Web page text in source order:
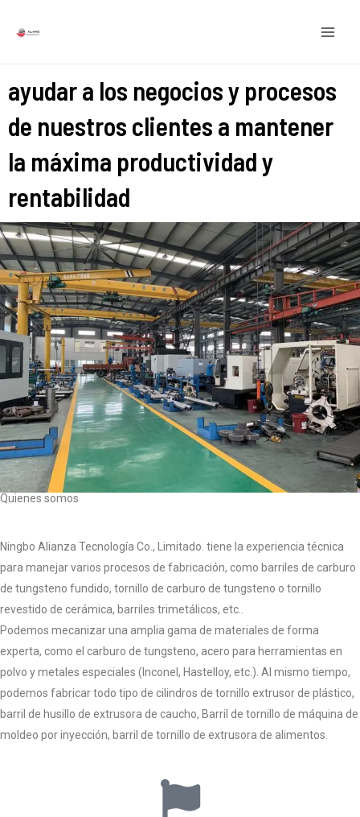
ayudar a los negocios y procesos
de nuestros clientes a mantener
la máxima productividad y
rentabilidad
Quienes somos
Ningbo Alianza Tecnología Co., Limitado. tiene la experiencia técnica
para manejar varios procesos de fabricación, como barriles de carburo
de tungsteno fundido, tornillo de carburo de tungsteno o tornillo
revestido de cerámica, barriles trimetálicos, etc..
Podemos mecanizar una amplia gama de materiales de forma
experta, como el carburo de tungsteno, acero para herramientas en
polvo y metales especiales (Inconel, Hastelloy, etc.). Al mismo tiempo,
podemos fabricar todo tipo de cilindros de tornillo extrusor de plástico,
barril de husillo de extrusora de caucho, Barril de tornillo de máquina de
moldeo por inyección, barril de tornillo de extrusora de alimentos.